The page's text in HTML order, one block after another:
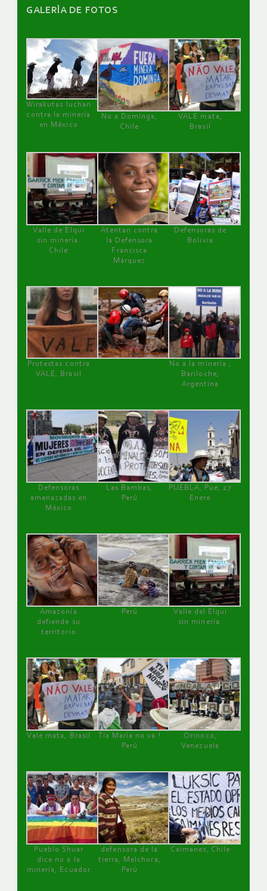
GALERÌA DE FOTOS
Wirakutas luchan
contra la minería
en México
No a Dominga,
Chile
VALE mata,
Brasil
Valle de Elqui
sin minería.
Chile
Atentan contra
la Defensora
Francisca
Márquez
Defensoras de
Bolivia
Protestas contra
VALE, Brasil
No a la minería ,
Bariloche,
Argentina
Defensoras
amenazadas en
México
Las Bambas,
Perú
PUEBLA, Pue, 27
Enero
Amazonía
defiende su
territorio
Perú
Valle del Elqui
sin minería.
Vale mata, Brasil
Tía María no va !
Perú
Orinoco,
Venezuela
Pueblo Shuar
dice no a la
minería, Ecuador
defensora de la
tierra, Melchora,
Perú
Caimanes, Chile